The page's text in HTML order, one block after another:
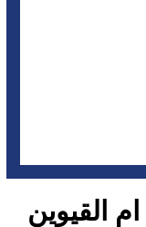
القيوين